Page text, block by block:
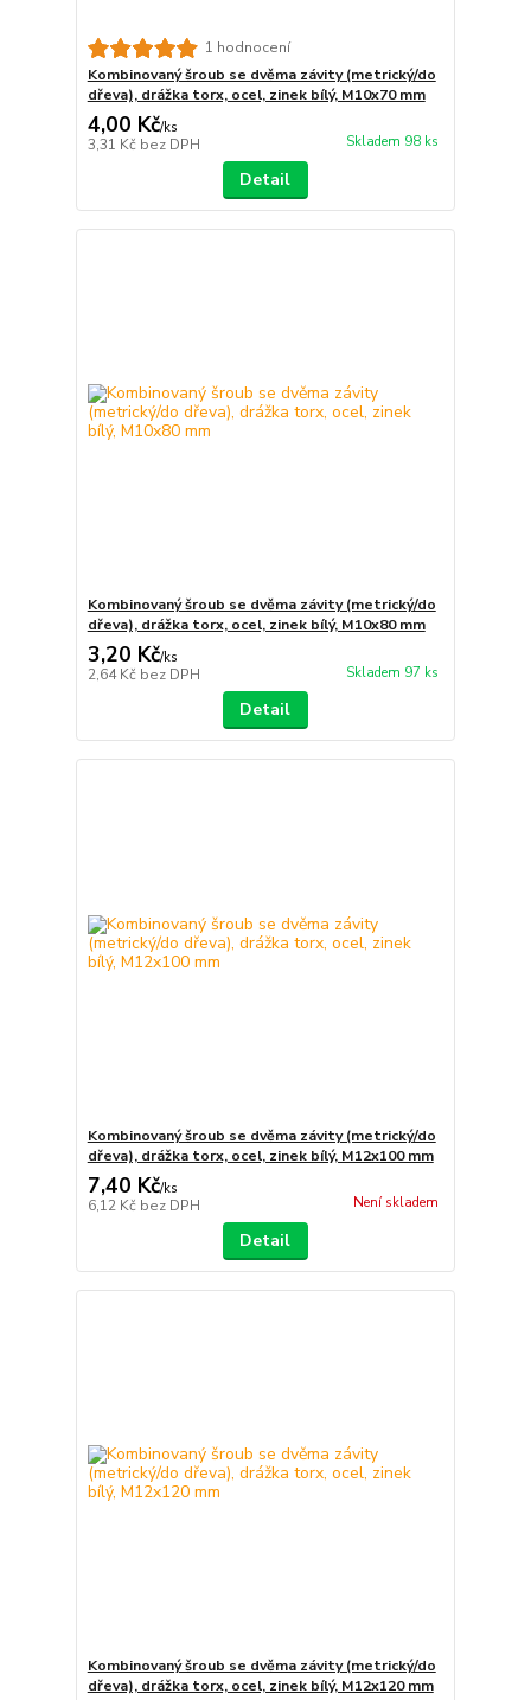
1 hodnocení
Kombinovaný šroub se dvěma závity (metrický/do
dřeva), drážka torx, ocel, zinek bílý, M10x70 mm
4,00 Kč/ks
3,31 Kč bez DPH Skladem 98 ks
Detail
Kombinovaný šroub se dvěma závity (metrický/do
dřeva), drážka torx, ocel, zinek bílý, M10x80 mm
3,20 Kč/ks
2,64 Kč bez DPH Skladem 97 ks
Detail
Kombinovaný šroub se dvěma závity (metrický/do
dřeva), drážka torx, ocel, zinek bílý, M12x100 mm
7,40 Kč/ks
6,12 Kč bez DPH Není skladem
Detail
Kombinovaný šroub se dvěma závity (metrický/do
dřeva), drážka torx, ocel, zinek bílý, M12x120 mm